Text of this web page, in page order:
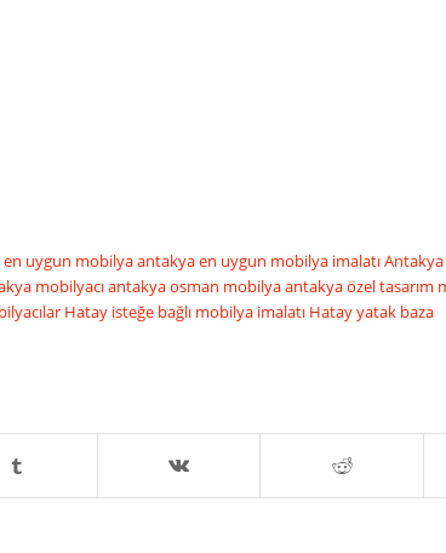
uygun mobilyaantakya en uygun mobilya imalatı
mobilyacıantakya osman mobilyaantakya özel tasarım
Hatay isteğe bağlı mobilya imalatı Hatay yatak baza